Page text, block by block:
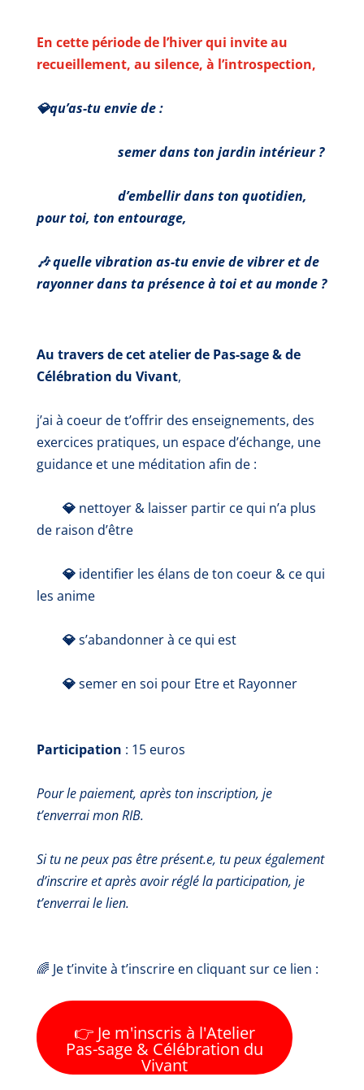
En cette période de l’hiver qui invite au
recueillement, au silence, à l’introspection,
💎qu’as-tu envie de :
semer dans ton jardin intérieur ?
d’embellir dans ton quotidien,
pour toi, ton entourage,
🎶 quelle vibration as-tu envie de vibrer et de
rayonner dans ta présence à toi et au monde ?
Au travers de cet atelier de Pas-sage & de
Célébration du Vivant,
j’ai à coeur de t’offrir des enseignements, des
exercices pratiques, un espace d’échange, une
guidance et une méditation afin de :
💎 nettoyer & laisser partir ce qui n’a plus
de raison d’être
💎 identifier les élans de ton coeur & ce qui
les anime
💎s’abandonner à ce qui est
💎semer en soi pour Etre et Rayonner
Participation : 15 euros
Pour le paiement, après ton inscription, je
t’enverrai mon RIB.
Si tu ne peux pas être présent.e, tu peux également
d’inscrire et après avoir réglé la participation, je
t’enverrai le lien.
🌈 Je t’invite à t’inscrire en cliquant sur ce lien :
👉 Je m'inscris à l'Atelier
Pas-sage & Célébration du
Vivant